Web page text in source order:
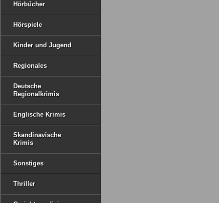
Hörbücher
Hörspiele
Kinder und Jugend
Regionales
Deutsche
Regionalkrimis
Englische Krimis
Skandinavische
Krimis
Sonstiges
Thriller